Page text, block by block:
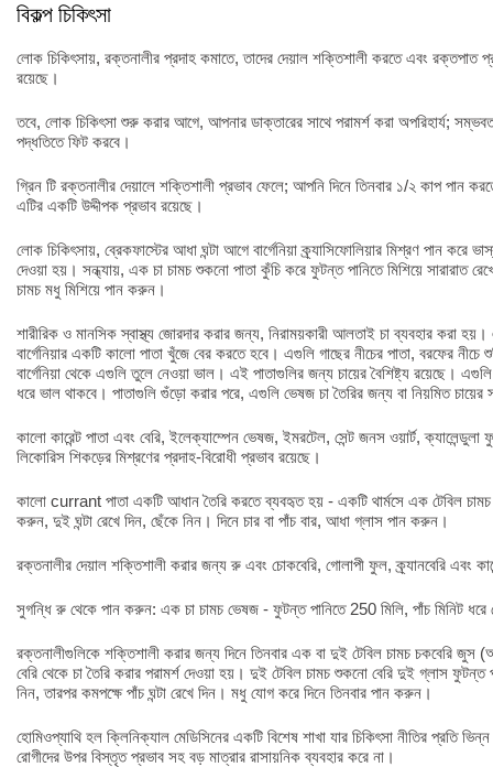
বিকল্প চিকিৎসা
লোক চিকিৎসায়, রক্তনালীর প্রদাহ কমাতে, তাদের দেয়াল শক্তিশালী করতে এবং রক্তপাত
রয়েছে।
তবে, লোক চিকিৎসা শুরু করার আগে, আপনার ডাক্তারের সাথে পরামর্শ করা অপরিহার্য;
পদ্ধতিতে ফিট করবে।
গ্রিন টি রক্তনালীর দেয়ালে শক্তিশালী প্রভাব ফেলে; আপনি দিনে তিনবার ১/২ কাপ পান
এটির একটি উদ্দীপক প্রভাব রয়েছে।
লোক চিকিৎসায়, ব্রেকফাস্টের আধা ঘন্টা আগে বার্গেনিয়া ক্র্যাসিফোলিয়ার মিশ্রণ পান করে
দেওয়া হয়। সন্ধ্যায়, এক চা চামচ শুকনো পাতা কুঁচি করে ফুটন্ত পানিতে মিশিয়ে সারারাত
চামচ মধু মিশিয়ে পান করুন।
শারীরিক ও মানসিক স্বাস্থ্য জোরদার করার জন্য, নিরাময়কারী আলতাই চা ব্যবহার করা
বার্গেনিয়ার একটি কালো পাতা খুঁজে বের করতে হবে। এগুলি গাছের নীচের পাতা, বরফের
বার্গেনিয়া থেকে এগুলি তুলে নেওয়া ভাল। এই পাতাগুলির জন্য চায়ের বৈশিষ্ট্য রয়েছে।
ধরে ভাল থাকবে। পাতাগুলি গুঁড়ো করার পরে, এগুলি ভেষজ চা তৈরির জন্য বা নিয়মিত
কালো কারেন্ট পাতা এবং বেরি, ইলেক্যাম্পেন ভেষজ, ইমরটেল, সেন্ট জনস ওয়ার্ট,
লিকোরিস শিকড়ের মিশ্রণের প্রদাহ-বিরোধী প্রভাব রয়েছে।
কালো currant পাতা একটি আধান তৈরি করতে ব্যবহৃত হয় - একটি থার্মসে এক টেবিল
করুন, দুই ঘন্টা রেখে দিন, ছেঁকে নিন। দিনে চার বা পাঁচ বার, আধা গ্লাস পান করুন।
রক্তনালীর দেয়াল শক্তিশালী করার জন্য রু এবং চোকবেরি, গোলাপী ফুল, ক্র্যানবেরি এবং
সুগন্ধি রু থেকে পান করুন: এক চা চামচ ভেষজ - ফুটন্ত পানিতে 250 মিলি, পাঁচ মিনিট
রক্তনালীগুলিকে শক্তিশালী করার জন্য দিনে তিনবার এক বা দুই টেবিল চামচ চকবেরি জুস
বেরি থেকে চা তৈরি করার পরামর্শ দেওয়া হয়। দুই টেবিল চামচ শুকনো বেরি দুই গ্লাস ফুটন্ত
নিন, তারপর কমপক্ষে পাঁচ ঘন্টা রেখে দিন। মধু যোগ করে দিনে তিনবার পান করুন।
হোমিওপ্যাথি হল ক্লিনিক্যাল মেডিসিনের একটি বিশেষ শাখা যার চিকিৎসা নীতির প্রতি
রোগীদের উপর বিস্তৃত প্রভাব সহ বড় মাত্রার রাসায়নিক ব্যবহার করে না।